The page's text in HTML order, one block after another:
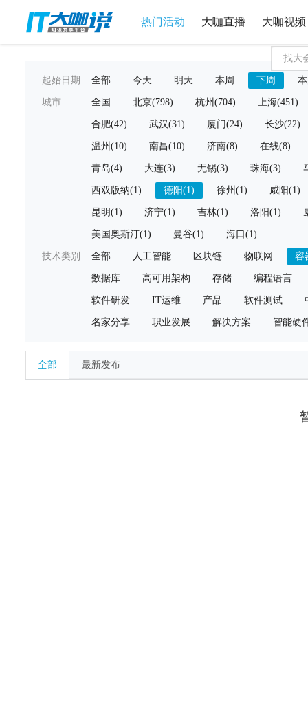
热门活动 大咖直播 大咖视频
起始日期 全部 今天 明天 本周 下周
城市 全国 北京(798) 杭州(704) 上海(451)
合肥(42) 武汉(31) 厦门(24) 长沙(22)
温州(10) 南昌(10) 济南(8) 在线(8)
青岛(4) 大连(3) 无锡(3) 珠海(3)
西双版纳(1) 德阳(1) 徐州(1) 咸阳(1)
昆明(1) 济宁(1) 吉林(1) 洛阳(1)
美国奥斯汀(1) 曼谷(1) 海口(1)
技术类别 全部 人工智能 区块链 物联网 容
数据库 高可用架构 存储 编程语言
软件研发 IT运维 产品 软件测试
名家分享 职业发展 解决方案 智能硬
全部 最新发布